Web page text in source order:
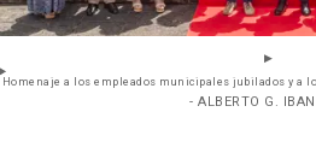
Homenaje a los empleados municipales jubilados y a
- ALBERTO G.